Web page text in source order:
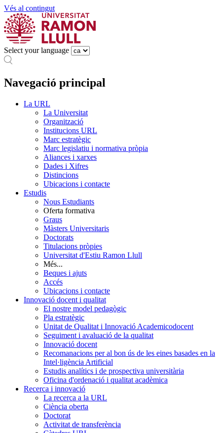
Vés al contingut
Select your language
Navegació principal
La URL
La Universitat
Organització
Institucions URL
Marc estratègic
Marc legislatiu i normativa pròpia
Aliances i xarxes
Dades i Xifres
Distincions
Ubicacions i contacte
Estudis
Nous Estudiants
Oferta formativa
Graus
Màsters Universitaris
Doctorats
Titulacions pròpies
Universitat d'Estiu Ramon Llull
Més...
Beques i ajuts
Accés
Ubicacions i contacte
Innovació docent i qualitat
El nostre model pedagògic
Pla estratègic
Unitat de Qualitat i Innovació Academicodocent
Seguiment i avaluació de la qualitat
Innovació docent
Recomanacions per al bon ús de les eines basades en la
Intel·ligència Artificial
Estudis analítics i de prospectiva universitària
Oficina d'ordenació i qualitat acadèmica
Recerca i innovació
La recerca a la URL
Ciència oberta
Doctorat
Activitat de transferència